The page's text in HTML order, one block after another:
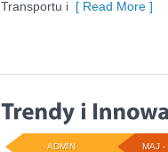
Transportu i [ Read More ]
MAJ -
ADMIN